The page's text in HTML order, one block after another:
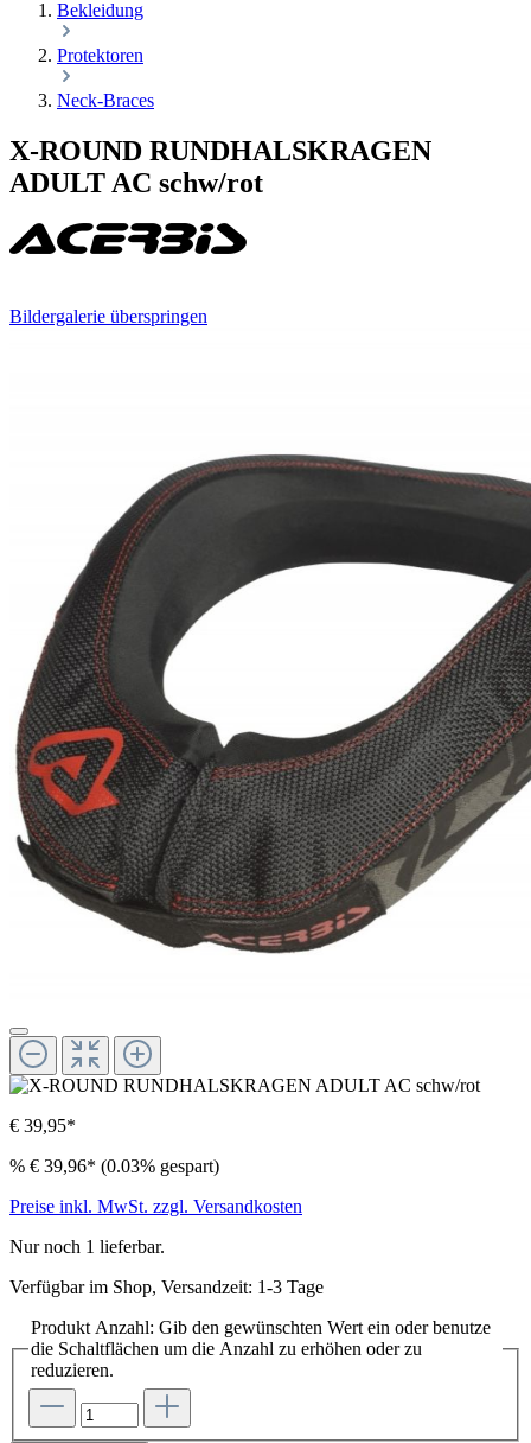
Bekleidung
Protektoren
Neck-Braces
X-ROUND RUNDHALSKRAGEN
ADULT AC schw/rot
Bildergalerie überspringen
€ 39,95*
% € 39,96* (0.03% gespart)
Preise inkl. MwSt. zzgl. Versandkosten
Nur noch 1 lieferbar.
Verfügbar im Shop, Versandzeit: 1-3 Tage
Produkt Anzahl: Gib den gewünschten Wert ein oder benutze
die Schaltflächen um die Anzahl zu erhöhen oder zu
reduzieren.